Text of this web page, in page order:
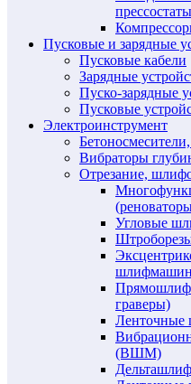
Пусковые и зарядные
Пусковые кабели
Зарядные
Пуско-зарядные
Пусковые
Электроинструмент
Вибраторы
Отрезание,
Угловые
граверы)
(ВШМ)